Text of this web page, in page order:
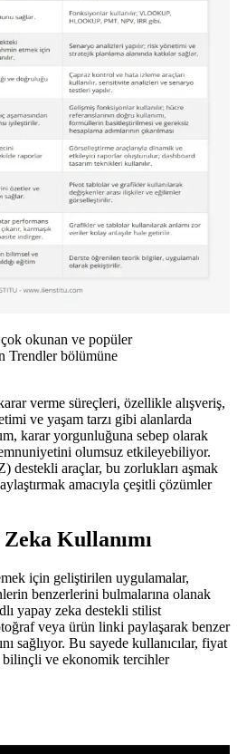
okunan ve popüler
Trendler bölümüne
verme süreçleri, özellikle alışveriş,
ve yaşam tarzı gibi alanlarda
karar yorgunluğuna sebep olarak
olumsuz etkileyebiliyor.
destekli araçlar, bu zorlukları aşmak
amacıyla çeşitli çözümler
Kullanımı
için geliştirilen uygulamalar,
benzerlerini bulmalarına olanak
yapay zeka destekli stilist
veya ürün linki paylaşarak benzer
sağlıyor. Bu sayede kullanıcılar, fiyat
bilinçli ve ekonomik tercihler